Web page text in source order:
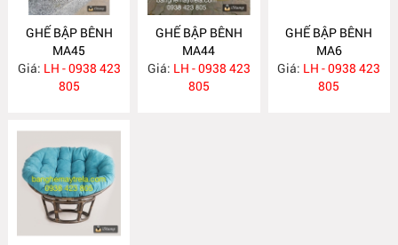
GHẾ BẬP BÊNH
MA45
Giá: LH - 0938 423
805
GHẾ BẬP BÊNH
MA44
Giá: LH - 0938 423
805
GHẾ BẬP BÊNH
MA6
Giá: LH - 0938 423
805